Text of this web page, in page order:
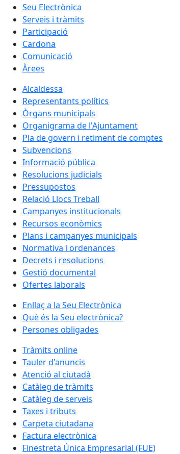
Seu Electrònica
Serveis i tràmits
Participació
Cardona
Comunicació
Àrees
Alcaldessa
Representants polítics
Òrgans municipals
Organigrama de l'Ajuntament
Pla de govern i retiment de comptes
Subvencions
Informació pública
Resolucions judicials
Pressupostos
Relació Llocs Treball
Campanyes institucionals
Recursos econòmics
Plans i campanyes municipals
Normativa i ordenances
Decrets i resolucions
Gestió documental
Ofertes laborals
Enllaç a la Seu Electrònica
Què és la Seu electrònica?
Persones obligades
Tràmits online
Tauler d'anuncis
Atenció al ciutadà
Catàleg de tràmits
Catàleg de serveis
Taxes i tributs
Carpeta ciutadana
Factura electrònica
Finestreta Única Empresarial (FUE)